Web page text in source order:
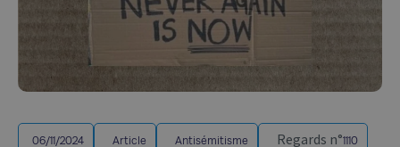
06/11/2024 Article Antisémitisme Regards n°1110